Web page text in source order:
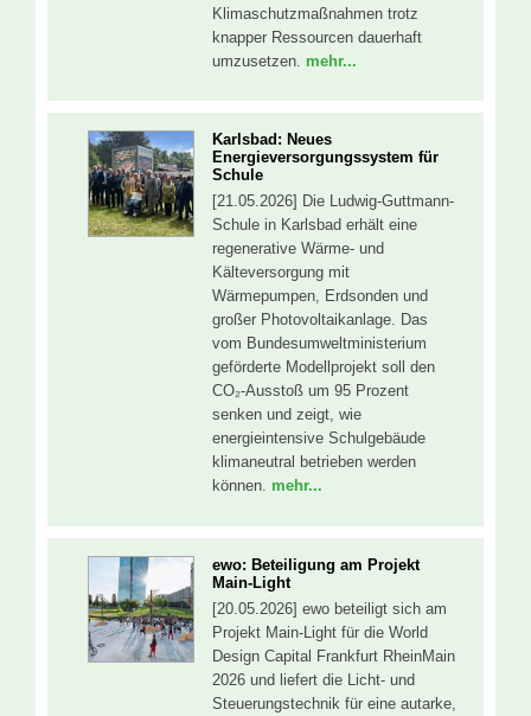
Klimaschutzmaßnahmen trotz
knapper Ressourcen dauerhaft
umzusetzen. mehr...
Karlsbad: Neues
Energieversorgungssystem für
Schule
[21.05.2026] Die Ludwig-Guttmann-
Schule in Karlsbad erhält eine
regenerative Wärme- und
Kälteversorgung mit
Wärmepumpen, Erdsonden und
großer Photovoltaikanlage. Das
vom Bundesumweltministerium
geförderte Modellprojekt soll den
CO₂-Ausstoß um 95 Prozent
senken und zeigt, wie
energieintensive Schulgebäude
klimaneutral betrieben werden
können. mehr...
ewo: Beteiligung am Projekt
Main-Light
[20.05.2026] ewo beteiligt sich am
Projekt Main-Light für die World
Design Capital Frankfurt RheinMain
2026 und liefert die Licht- und
Steuerungstechnik für eine autarke,